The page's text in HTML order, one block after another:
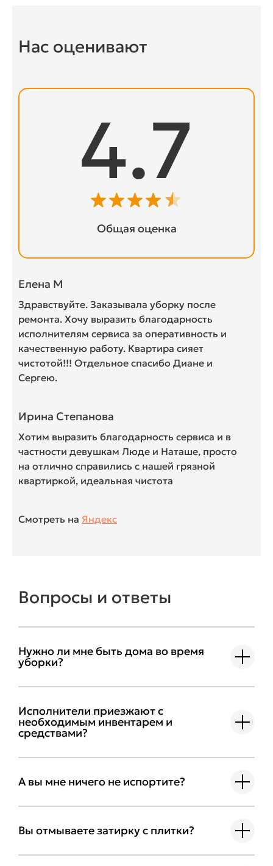
Нас оценивают
4.7
Общая оценка
Елена М
Здравствуйте. Заказывала уборку после
ремонта. Хочу выразить благодарность
исполнителям сервиса за оперативность и
качественную работу. Квартира сияет
чистотой!!! Отдельное спасибо Диане и
Сергею.
Ирина Степанова
Хотим выразить благодарность сервиса и в
частности девушкам Люде и Наташе, просто
на отлично справились с нашей грязной
квартиркой, идеальная чистота
Смотреть на Яндекс
Вопросы и ответы
Нужно ли мне быть дома во время
уборки?
Исполнители приезжают с
необходимым инвентарем и
средствами?
А вы мне ничего не испортите?
Вы отмываете затирку с плитки?